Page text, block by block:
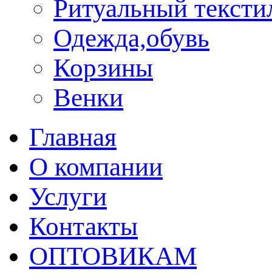
Ритуальный
Одежда,обувь
Корзины
Венки
Главная
О компании
Услуги
Контакты
ОПТОВИКАМ